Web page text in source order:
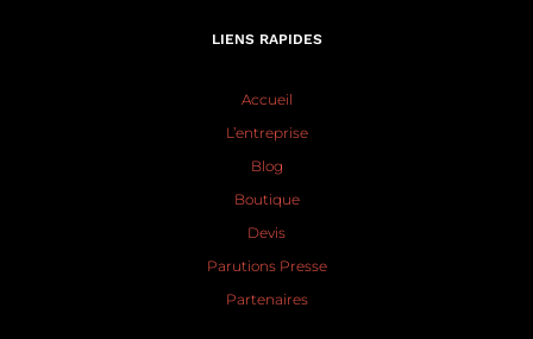
LIENS RAPIDES
Accueil
L’entreprise
Blog
Boutique
Devis
Parutions Presse
Partenaires